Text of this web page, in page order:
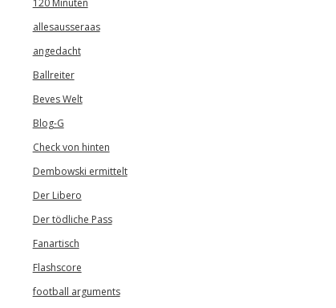
120 Minuten
allesausseraas
angedacht
Ballreiter
Beves Welt
Blog-G
Check von hinten
Dembowski ermittelt
Der Libero
Der tödliche Pass
Fanartisch
Flashscore
football arguments